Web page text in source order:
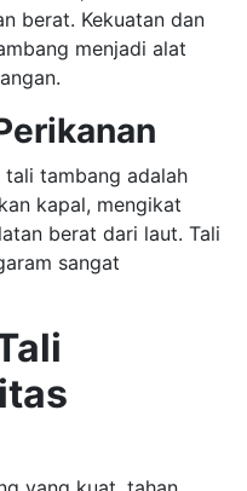
berat. Kekuatan dan
menjadi alat
tali tambang adalah
kapal, mengikat
berat dari laut. Tali
sangat